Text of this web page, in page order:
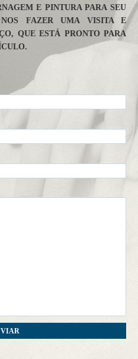
E PINTURA PARA SEU
FAZER UMA VISITA E
QUE ESTÁ PRONTO PARA